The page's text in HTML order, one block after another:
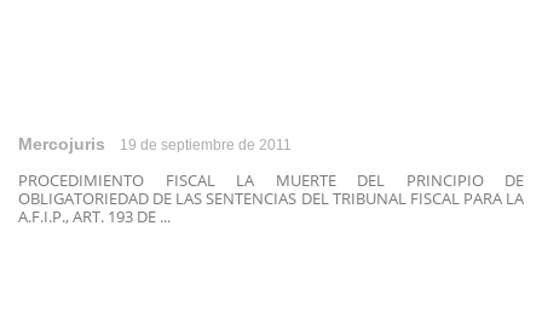
Mercojuris 19 de septiembre de 2011
PROCEDIMIENTO FISCAL LA MUERTE DEL PRINCIPIO DE
OBLIGATORIEDAD DE LAS SENTENCIAS DEL TRIBUNAL FISCAL PARA LA
A.F.I.P., ART. 193 DE ...